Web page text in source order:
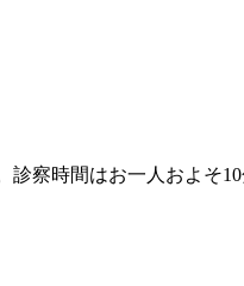
察時間はお一人およそ10